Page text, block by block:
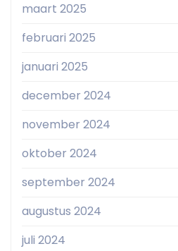
maart 2025
februari 2025
januari 2025
december 2024
november 2024
oktober 2024
september 2024
augustus 2024
juli 2024